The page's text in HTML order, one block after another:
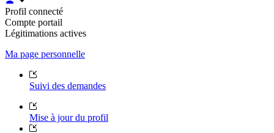
Profil connecté
Compte portail
Légitimations actives
Ma page personnelle
Suivi des demandes
Mise à jour du profil